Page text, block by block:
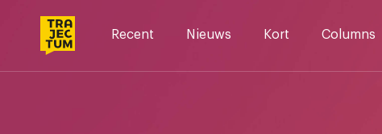
Recent Nieuws Kort Columns